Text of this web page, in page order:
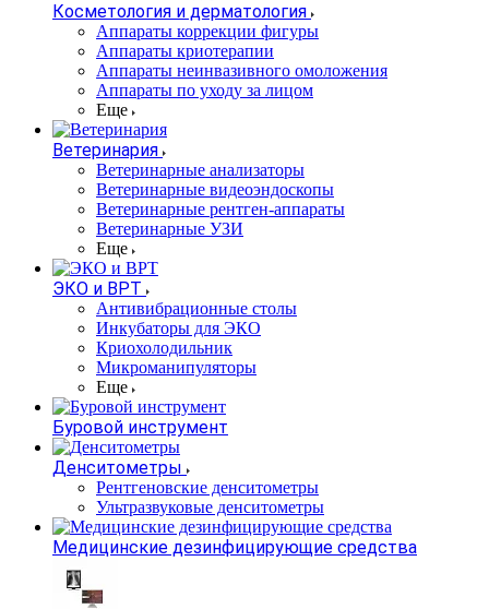
Косметология и дерматология
Аппараты коррекции фигуры
Аппараты криотерапии
Аппараты неинвазивного омоложения
Аппараты по уходу за лицом
Еще
Ветеринария
Ветеринарные анализаторы
Ветеринарные видеоэндоскопы
Ветеринарные рентген-аппараты
Ветеринарные УЗИ
Еще
ЭКО и ВРТ
Антивибрационные столы
Инкубаторы для ЭКО
Криохолодильник
Микроманипуляторы
Еще
Буровой инструмент
Денситометры
Рентгеновские денситометры
Ультразвуковые денситометры
Медицинские дезинфицирующие средства